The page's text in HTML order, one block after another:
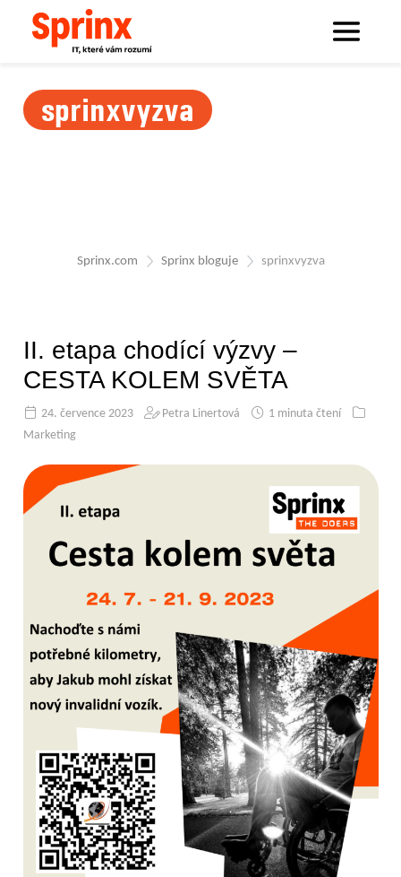
sprinxvyzva
Sprinx.com Sprinx bloguje sprinxvyzva
II. etapa chodící výzvy –
CESTA KOLEM SVĚTA
24. července 2023 Petra Linertová
1 minuta čtení
Marketing